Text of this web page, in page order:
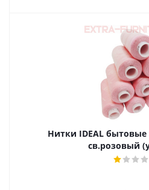
Нитки IDEAL бытовые
св.розовый